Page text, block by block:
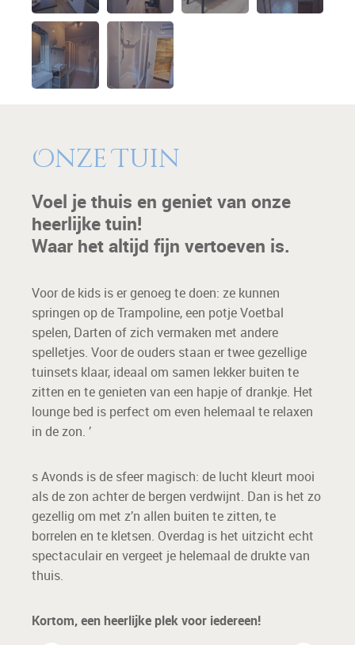
Onze Tuin
Voel je thuis en geniet van onze
heerlijke tuin!
Waar het altijd fijn vertoeven is.
Voor de kids is er genoeg te doen: ze kunnen
springen op de Trampoline, een potje Voetbal
spelen, Darten of zich vermaken met andere
spelletjes. Voor de ouders staan er twee gezellige
tuinsets klaar, ideaal om samen lekker buiten te
zitten en te genieten van een hapje of drankje. Het
lounge bed is perfect om even helemaal te relaxen
in de zon. ’
s Avonds is de sfeer magisch: de lucht kleurt mooi
als de zon achter de bergen verdwijnt. Dan is het zo
gezellig om met z’n allen buiten te zitten, te
borrelen en te kletsen. Overdag is het uitzicht echt
spectaculair en vergeet je helemaal de drukte van
thuis.
Kortom, een heerlijke plek voor iedereen!